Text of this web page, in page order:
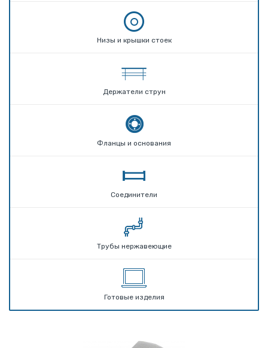
Низы и крышки стоек
Держатели струн
Фланцы и основания
Соединители
Трубы нержавеющие
Готовые изделия